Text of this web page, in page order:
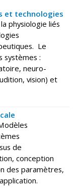
et technologies
physiologie liés
Le
systèmes :
neuro-
vision) et
de
conception
des paramètres,